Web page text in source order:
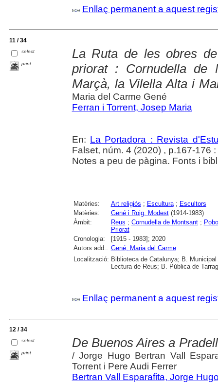
Enllaç permanent a aquest
11 / 34
select
print
La Ruta de les obres
priorat : Cornudella de
Marçà, la Vilella Alta i
Maria del Carme Gené
Ferran i Torrent, Josep Maria
En: La Portadora : Revista
Falset, núm. 4 (2020) , p.167-176 :
Notes a peu de pàgina. Fonts i
Matèries: Art religiós ; Escultura; Escultors
Matèries:
Gené i Roig, Modest(1914-1983)
Àmbit:
Reus ; Cornudella de Montsant;
Priorat
Cronologia:
[1915 - 1983]; 2020
Autors add.: Gené, Maria del Carme
Localització: Biblioteca de Catalunya; B.
Lectura de Reus; B. Pública de
Enllaç permanent a aquest
12 / 34
select
print
De Buenos Aires a
/ Jorge Hugo Bertran Vall
Torrent i Pere Audi Ferrer
Bertran Vall Esparafita, Jorge